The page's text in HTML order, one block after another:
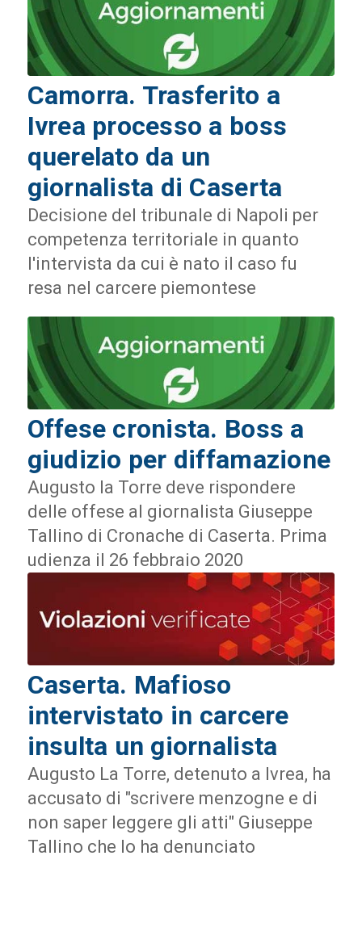
Camorra. Trasferito a
Ivrea processo a boss
querelato da un
giornalista di Caserta
Decisione del tribunale di Napoli per
competenza territoriale in quanto
l'intervista da cui è nato il caso fu
resa nel carcere piemontese
Offese cronista. Boss a
giudizio per diffamazione
Augusto la Torre deve rispondere
delle offese al giornalista Giuseppe
Tallino di Cronache di Caserta. Prima
udienza il 26 febbraio 2020
Caserta. Mafioso
intervistato in carcere
insulta un giornalista
Augusto La Torre, detenuto a Ivrea, ha
accusato di "scrivere menzogne e di
non saper leggere gli atti" Giuseppe
Tallino che lo ha denunciato